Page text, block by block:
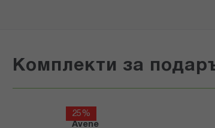
Комплекти за
25%
Avene